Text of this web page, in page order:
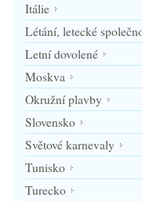
Itálie
Létání, letecké
Letní dovolené
Moskva
Okružní plavby
Slovensko
Světové karnevaly
Tunisko
Turecko